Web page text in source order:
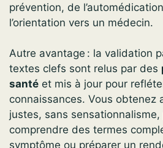
prévention, de
l’orientation vers un médecin.
Autre avantage : la validation
textes clefs sont relus par des
santé et mis à jour pour
connaissances. Vous obtenez
justes, sans
comprendre des termes
symptôme ou préparer un